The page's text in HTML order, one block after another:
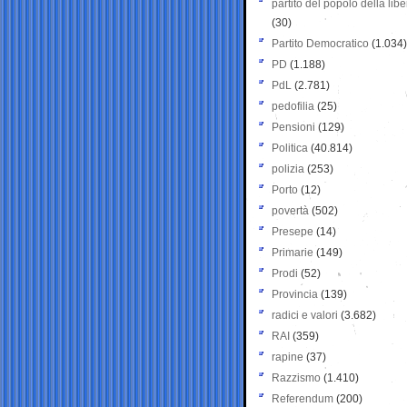
partito del popolo della
(30)
Partito Democratico (1.034)
PD (1.188)
PdL (2.781)
pedofilia (25)
Pensioni (129)
Politica (40.814)
polizia (253)
Porto (12)
povertà (502)
Presepe (14)
Primarie (149)
Prodi (52)
Provincia (139)
radici e valori (3.682)
RAI (359)
rapine (37)
Razzismo (1.410)
Referendum (200)